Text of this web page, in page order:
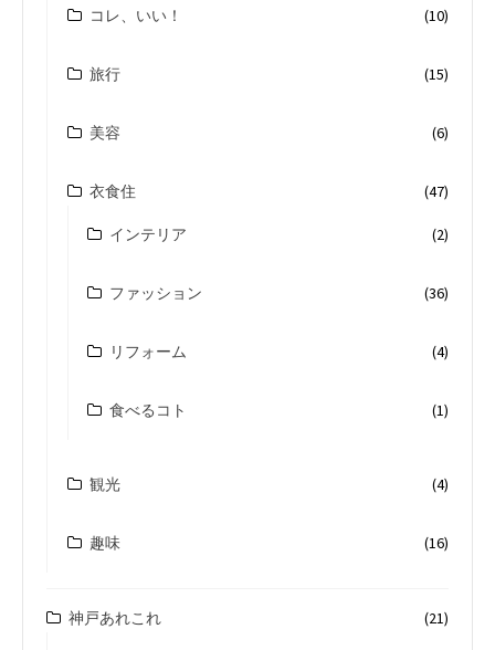
コレ、いい！ (10)
旅行 (15)
美容 (6)
衣食住 (47)
インテリア (2)
ファッション (36)
リフォーム (4)
食べるコト (1)
観光 (4)
趣味 (16)
神戸あれこれ (21)